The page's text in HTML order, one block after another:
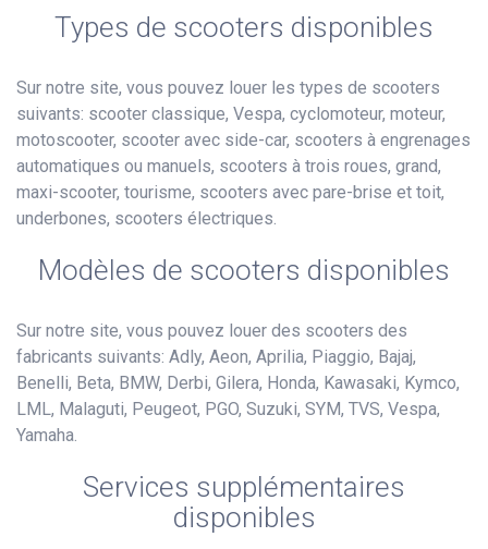
Types de scooters disponibles
Sur notre site, vous pouvez louer les types de scooters
suivants: scooter classique, Vespa, cyclomoteur, moteur,
motoscooter, scooter avec side-car, scooters à engrenages
automatiques ou manuels, scooters à trois roues, grand,
maxi-scooter, tourisme, scooters avec pare-brise et toit,
underbones, scooters électriques.
Modèles de scooters disponibles
Sur notre site, vous pouvez louer des scooters des
fabricants suivants: Adly, Aeon, Aprilia, Piaggio, Bajaj,
Benelli, Beta, BMW, Derbi, Gilera, Honda, Kawasaki, Kymco,
LML, Malaguti, Peugeot, PGO, Suzuki, SYM, TVS, Vespa,
Yamaha.
Services supplémentaires
disponibles